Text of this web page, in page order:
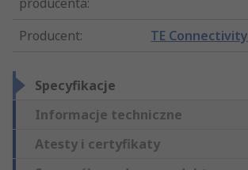
producenta:
Producent: TE Connectivity
Specyfikacje
Informacje techniczne
Atesty i certyfikaty